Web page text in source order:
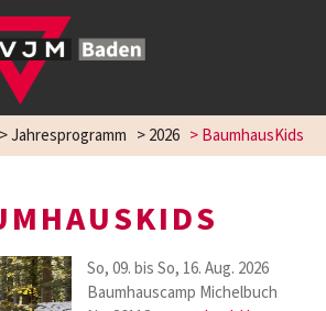
>Jahresprogramm >2026 >BaumhausKids
So, 09. bis So, 16. Aug. 2026
Baumhauscamp Michelbuch